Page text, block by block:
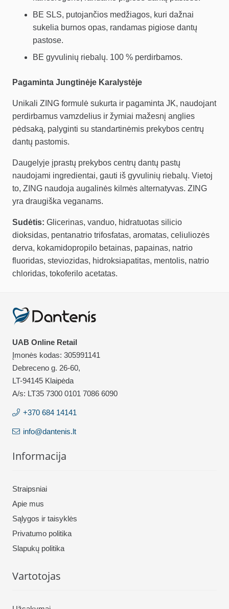
BE SLS, putojančios medžiagos, kuri dažnai
sukelia burnos opas, randamas pigiose dantų
pastose.
BE gyvulinių riebalų. 100 % perdirbamos.
Pagaminta Jungtinėje Karalystėje
Unikali ZING formulė sukurta ir pagaminta JK, naudojant
perdirbamus vamzdelius ir žymiai mažesnį anglies
pėdsaką, palyginti su standartinėmis prekybos centrų
dantų pastomis.
Daugelyje įprastų prekybos centrų dantų pastų
naudojami ingredientai, gauti iš gyvulinių riebalų. Vietoj
to, ZING naudoja augalinės kilmės alternatyvas. ZING
yra draugiška veganams.
Sudėtis: Glicerinas, vanduo, hidratuotas silicio
dioksidas, pentanatrio trifosfatas, aromatas, celiuliozės
derva, kokamidopropilo betainas, papainas, natrio
fluoridas, steviozidas, hidroksiapatitas, mentolis, natrio
chloridas, tokoferilo acetatas.
UAB Online Retail
Įmonės kodas: 305991141
Debreceno g. 26-60,
LT-94145 Klaipėda
A/s: LT35 7300 0101 7086 6090
+370 684 14141
info@dantenis.lt
Informacija
Straipsniai
Apie mus
Sąlygos ir taisyklės
Privatumo politika
Slapukų politika
Vartotojas